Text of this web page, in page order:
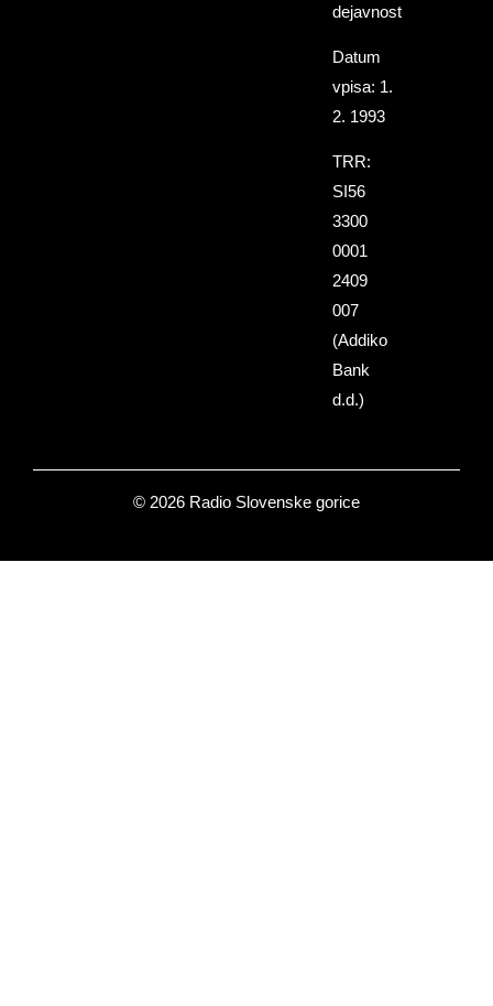
dejavnost
Datum
vpisa: 1.
2. 1993
TRR:
SI56
3300
0001
2409
007
(Addiko
Bank
d.d.)
© 2026 Radio Slovenske gorice